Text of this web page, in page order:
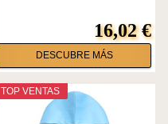
16,02 €
DESCUBRE MÁS
TOP VENTAS